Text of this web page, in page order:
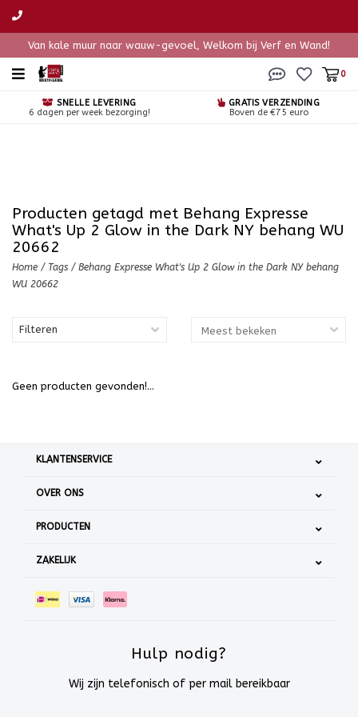
Van kale muur naar wauw-gevoel, Welkom bij Verf en Wand!
0
SNELLE LEVERING
6 dagen per week bezorging!
GRATIS VERZENDING
Boven de €75 euro
Producten getagd met Behang Expresse
What's Up 2 Glow in the Dark NY behang WU
20662
Home / Tags / Behang Expresse What's Up 2 Glow in the Dark NY behang
WU 20662
Filteren
Geen producten gevonden!...
KLANTENSERVICE
OVER ONS
PRODUCTEN
ZAKELIJK
Hulp nodig?
Wij zijn telefonisch of per mail bereikbaar